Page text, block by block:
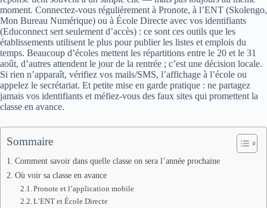
moment. Connectez‑vous régulièrement à Pronote, à l’ENT (Skolengo,
Mon Bureau Numérique) ou à École Directe avec vos identifiants
(Educonnect sert seulement d’accès) : ce sont ces outils que les
établissements utilisent le plus pour publier les listes et emplois du
temps. Beaucoup d’écoles mettent les répartitions entre le 20 et le 31
août, d’autres attendent le jour de la rentrée ; c’est une décision locale.
Si rien n’apparaît, vérifiez vos mails/SMS, l’affichage à l’école ou
appelez le secrétariat. Et petite mise en garde pratique : ne partagez
jamais vos identifiants et méfiez‑vous des faux sites qui promettent la
classe en avance.
Sommaire
Comment savoir dans quelle classe on sera l’année prochaine
Où voir sa classe en avance
Pronote et l’application mobile
L’ENT et École Directe